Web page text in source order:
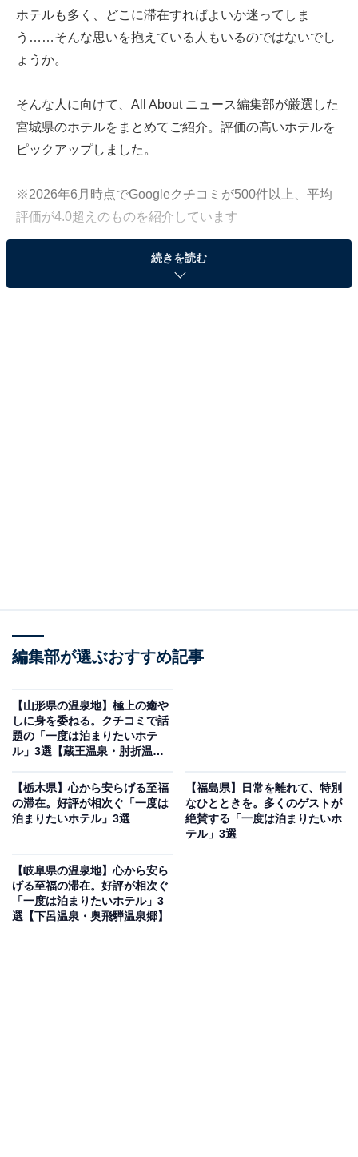
ホテルも多く、どこに滞在すればよいか迷ってしま
う……そんな思いを抱えている人もいるのではないでし
ょうか。
そんな人に向けて、All About ニュース編集部が厳選した
宮城県のホテルをまとめてご紹介。評価の高いホテルを
ピックアップしました。
※2026年6月時点でGoogleクチコミが500件以上、平均
評価が4.0超えのものを紹介しています
この記事の執筆者： All About ニュース お買
いもの部
テル」公式Webサイトより）
鳴子温泉 源蔵の湯 鳴子観光ホテルは、400年の歴史があ
る美肌の湯を満喫できる宿です。御影石造りの内湯と檜
の露天風呂がある大浴場のほか、バリアフリー仕様の
「壱の湯こはく」など3つの無料貸切風呂湯音の小路を
完備。食事は里山の蔵をイメージした新ダイニング「蔵
続きを読む
編集部が選ぶおすすめ記事
【山形県の温泉地】極上の癒や
しに身を委ねる。クチコミで話
題の「一度は泊まりたいホテ
ル」3選【蔵王温泉・肘折温
【栃木県】心から安らげる至福
の滞在。好評が相次ぐ「一度は
泊まりたいホテル」3選
【福島県】日常を離れて、特別
なひとときを。多くのゲストが
絶賛する「一度は泊まりたいホ
テル」3選
【岐阜県の温泉地】心から安ら
げる至福の滞在。好評が相次ぐ
「一度は泊まりたいホテル」3
選【下呂温泉・奥飛騨温泉郷】